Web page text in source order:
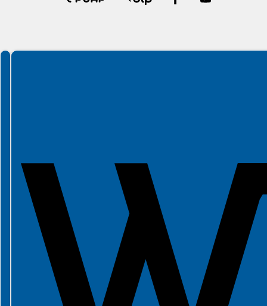
Spełniamy standardy WCAG 2.2
Spełniamy standardy W3C